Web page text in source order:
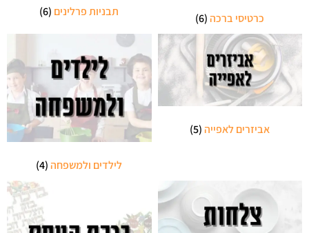
כרטיסי ברכה(6) תבניות פרלינים (6)
אביזרים לאפייה(5)
לילדים ולמשפחה(4)